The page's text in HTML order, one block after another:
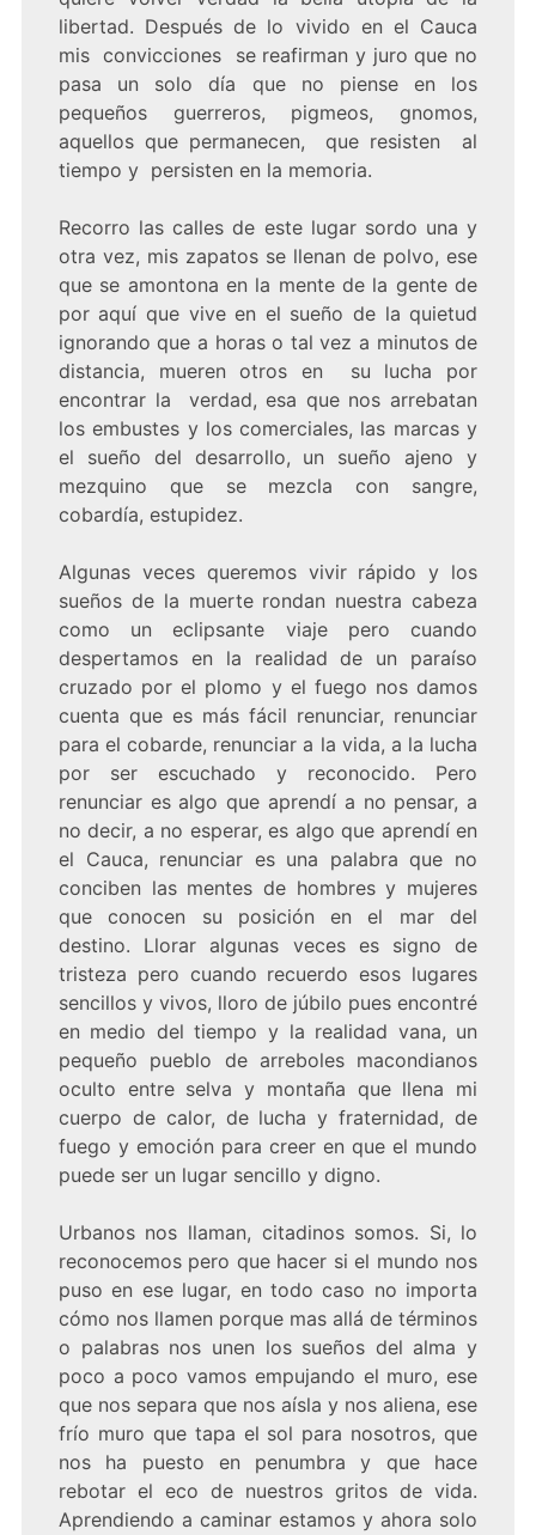
libertad. Después de lo vivido en el Cauca
mis convicciones se reafirman y juro que no
pasa un solo día que no piense en los
pequeños guerreros, pigmeos, gnomos,
aquellos que permanecen, que resisten al
tiempo y persisten en la memoria.
Recorro las calles de este lugar sordo una y
otra vez, mis zapatos se llenan de polvo, ese
que se amontona en la mente de la gente de
por aquí que vive en el sueño de la quietud
ignorando que a horas o tal vez a minutos de
distancia, mueren otros en su lucha por
encontrar la verdad, esa que nos arrebatan
los embustes y los comerciales, las marcas y
el sueño del desarrollo, un sueño ajeno y
mezquino que se mezcla con sangre,
cobardía, estupidez.
Algunas veces queremos vivir rápido y los
sueños de la muerte rondan nuestra cabeza
como un eclipsante viaje pero cuando
despertamos en la realidad de un paraíso
cruzado por el plomo y el fuego nos damos
cuenta que es más fácil renunciar, renunciar
para el cobarde, renunciar a la vida, a la lucha
por ser escuchado y reconocido. Pero
renunciar es algo que aprendí a no pensar, a
no decir, a no esperar, es algo que aprendí en
el Cauca, renunciar es una palabra que no
conciben las mentes de hombres y mujeres
que conocen su posición en el mar del
destino. Llorar algunas veces es signo de
tristeza pero cuando recuerdo esos lugares
sencillos y vivos, lloro de júbilo pues encontré
en medio del tiempo y la realidad vana, un
pequeño pueblo de arreboles macondianos
oculto entre selva y montaña que llena mi
cuerpo de calor, de lucha y fraternidad, de
fuego y emoción para creer en que el mundo
puede ser un lugar sencillo y digno.
Urbanos nos llaman, citadinos somos. Si, lo
reconocemos pero que hacer si el mundo nos
puso en ese lugar, en todo caso no importa
cómo nos llamen porque mas allá de términos
o palabras nos unen los sueños del alma y
poco a poco vamos empujando el muro, ese
que nos separa que nos aísla y nos aliena, ese
frío muro que tapa el sol para nosotros, que
nos ha puesto en penumbra y que hace
rebotar el eco de nuestros gritos de vida.
Aprendiendo a caminar estamos y ahora solo